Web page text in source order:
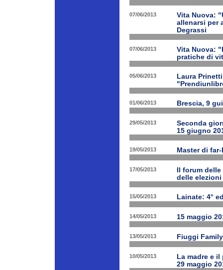
07/06/2013
Vita Nuova:
allenarsi per
Degrassi
07/06/2013
Vita Nuova:
pratiche di
05/06/2013
Laura
01/06/2013 Brescia, 9
29/05/2013
Seconda
15 giugno
19/05/2013 Master di
17/05/2013
Il forum
delle elezioni
15/05/2013 Lainate: 4°
14/05/2013 15 maggio
13/05/2013 Fiuggi
10/05/2013
La madre e
29 maggio